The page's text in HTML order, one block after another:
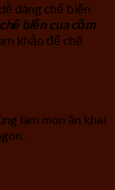
dàng chế biến
biến cua cốm
khảo để chế
làm món ăn khai